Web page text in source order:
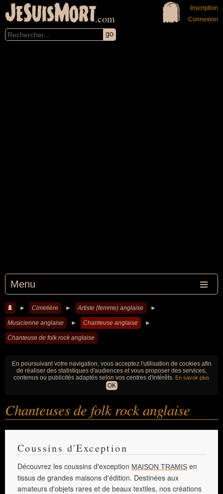
JeSuisMort.com
Menu
Inscription
Connexion
► Cimetière ► Artiste (femme) anglaise ►
Musicienne anglaise ► Chanteuse anglaise ►
Chanteuse de folk rock anglaise
En poursuivant votre navigation, vous acceptez l'utilisation de cookies afin
de réaliser des statistiques d'audiences et vous proposer des services,
contenus ou publicités adaptés selon vos centres d'intérêts. En savoir plus
OK
Chanteuses de folk rock anglaise
Coussins d'Exception
Découvrez les coussins d'exception MAISON TRAMIS en
tissus de grandes maisons d'édition. Destinées aux
amateurs d'objets rares et de beaux textiles, nos créations